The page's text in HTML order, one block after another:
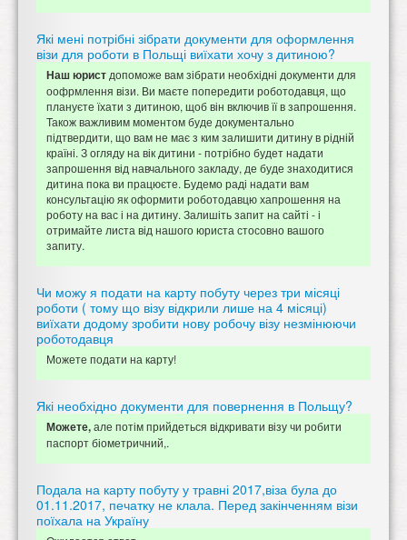
Які мені потрібні зібрати документи для оформлення
візи для роботи в Польщі виїхати хочу з дитиною?
Наш юрист допоможе вам зібрати необхідні документи для
оофрмлення візи. Ви маєте попередити роботодавця, що
плануєте їхати з дитиною, щоб він включив її в запрошення.
Також важливим моментом буде документально
підтвердити, що вам не має з ким залишити дитину в рідній
країні. З огляду на вік дитини - потрібно будет надати
запрошення від навчального закладу, де буде знаходитися
дитина пока ви працюєте. Будемо раді надати вам
консультацію як оформити роботодавцю хапрошення на
роботу на вас і на дитину. Залишіть запит на сайті - і
отримайте листа від нашого юриста стосовно вашого
запиту.
Чи можу я подати на карту побуту через три місяці
роботи ( тому що візу відкрили лише на 4 місяці)
виїхати додому зробити нову робочу візу незмінюючи
роботодавця
Можете подати на карту!
Які необхідно документи для повернення в Польщу?
Можете,але потім прийдеться відкривати візу чи робити
паспорт біометричний,.
Подала на карту побуту у травні 2017,віза була до
01.11.2017, печатку не клала. Перед закінченням візи
поїхала на Україну